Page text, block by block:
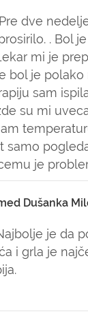
dve
. Bol
mi je
bol je
sam
su mi
samo
je
Dušanka
je da
i grla je